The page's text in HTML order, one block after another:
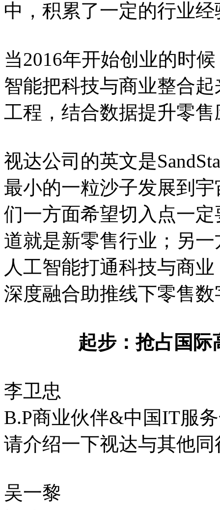
中，积累了一定的行业
当2016年开始创业的时
智能把科技与商业整合
工程，结合数据提升零
视达公司的英文是
最小的一粒沙子发展到
们一方面希望切入点一
道就是新零售行业；另
人工智能打通科技与商
深度融合助推线下零售
起步：抢占国际
李卫忠
B.P商业伙伴&中国IT服
请介绍一下视达与其他
吴一黎